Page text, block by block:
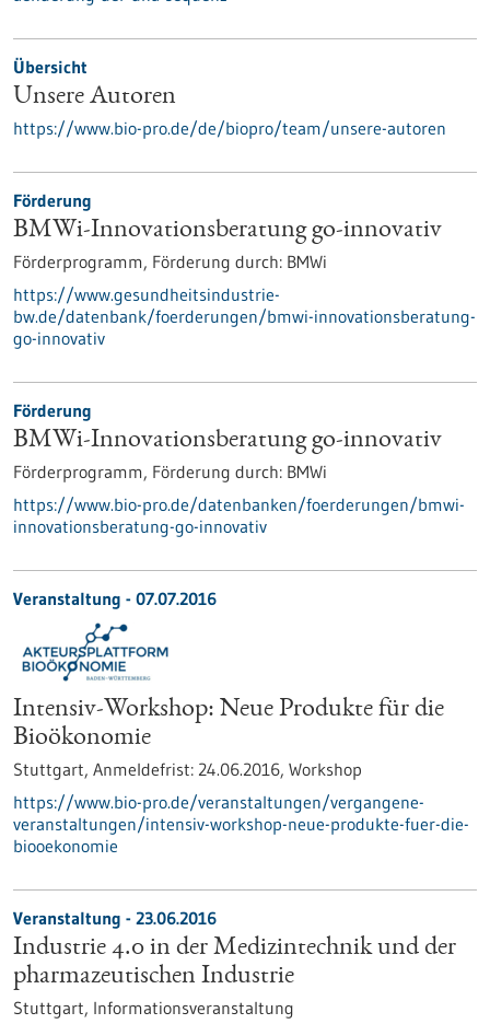
Übersicht
Unsere Autoren
https://www.bio-pro.de/de/biopro/team/unsere-autoren
Förderung
BMWi-Innovationsberatung go-innovativ
Förderprogramm, Förderung durch: BMWi
https://www.gesundheitsindustrie-
bw.de/datenbank/foerderungen/bmwi-innovationsberatung-
go-innovativ
Förderung
BMWi-Innovationsberatung go-innovativ
Förderprogramm, Förderung durch: BMWi
https://www.bio-pro.de/datenbanken/foerderungen/bmwi-
innovationsberatung-go-innovativ
Veranstaltung - 07.07.2016
Intensiv-Workshop: Neue Produkte für die
Bioökonomie
Stuttgart, Anmeldefrist: 24.06.2016, Workshop
https://www.bio-pro.de/veranstaltungen/vergangene-
veranstaltungen/intensiv-workshop-neue-produkte-fuer-die-
biooekonomie
Veranstaltung - 23.06.2016
Industrie 4.0 in der Medizintechnik und der
pharmazeutischen Industrie
Stuttgart, Informationsveranstaltung